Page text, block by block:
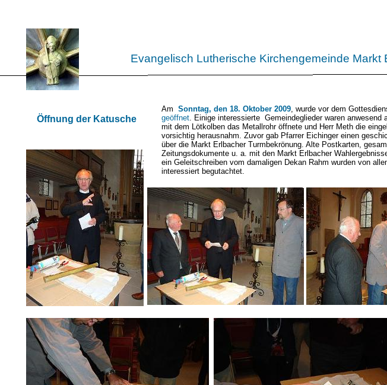
Am Sonntag, den 18. Oktober 2009, wurde vor dem
geöffnet. Einige interessierte Gemeindeglieder waren anwesend
mit dem Lötkolben das Metallrohr öffnete und Herr Meth die
vorsichtig herausnahm. Zuvor gab Pfarrer Eichinger einen
über die Markt Erlbacher Turmbekrönung. Alte Postkarten,
Zeitungsdokumente u. a. mit den Markt Erlbacher
ein Geleitschreiben vom damaligen Dekan Rahm wurden von
interessiert begutachtet.
Evangelisch Lutherische Kirchengemeinde Markt
Öffnung der Katusche